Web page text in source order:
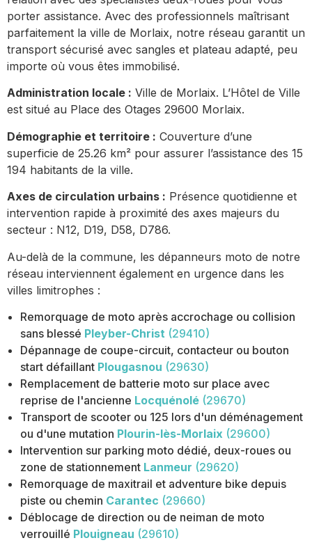
porter assistance. Avec des professionnels maîtrisant
parfaitement la ville de Morlaix, notre réseau garantit un
transport sécurisé avec sangles et plateau adapté, peu
importe où vous êtes immobilisé.
Administration locale : Ville de Morlaix. L’Hôtel de Ville
est situé au Place des Otages 29600 Morlaix.
Démographie et territoire : Couverture d’une
superficie de 25.26 km² pour assurer l’assistance des 15
194 habitants de la ville.
Axes de circulation urbains : Présence quotidienne et
intervention rapide à proximité des axes majeurs du
secteur : N12, D19, D58, D786.
Au-delà de la commune, les dépanneurs moto de notre
réseau interviennent également en urgence dans les
villes limitrophes :
Remorquage de moto après accrochage ou collision
sans blessé Pleyber-Christ (29410)
Dépannage de coupe-circuit, contacteur ou bouton
start défaillant Plougasnou (29630)
Remplacement de batterie moto sur place avec
reprise de l'ancienne Locquénolé (29670)
Transport de scooter ou 125 lors d'un déménagement
ou d'une mutation Plourin-lès-Morlaix (29600)
Intervention sur parking moto dédié, deux-roues ou
zone de stationnement Lanmeur (29620)
Remorquage de maxitrail et adventure bike depuis
piste ou chemin Carantec (29660)
Déblocage de direction ou de neiman de moto
verrouillé Plouigneau (29610)